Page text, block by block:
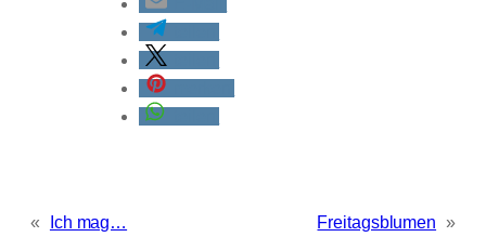
« Ich mag… Freitagsblumen »